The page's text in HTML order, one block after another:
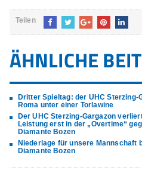
Teilen
ÄHNLICHE
Dritter Spieltag: der UHC Sterzing-
Roma unter einer Torlawine
Der UHC Sterzing-Gargazon
Leistung erst in der „Overtime“
Diamante Bozen
Niederlage für unsere Mannschaft
Diamante Bozen